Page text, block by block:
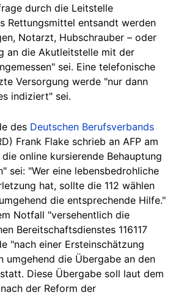
durch die Leitstelle
Rettungsmittel entsandt werden
Notarzt, Hubschrauber – oder
an die Akutleitstelle mit der
sei. Eine telefonische
Versorgung werde "nur dann
indiziert" sei.
des Deutschen Berufsverbands
Frank Flake schrieb an AFP am
online kursierende Behauptung
sei: "Wer eine lebensbedrohliche
hat, sollte die 112 wählen
die entsprechende Hilfe."
Notfall "versehentlich die
Bereitschaftsdienstes 116117
"nach einer Ersteinschätzung
umgehend die Übergabe an den
Diese Übergabe soll laut dem
der Reform der